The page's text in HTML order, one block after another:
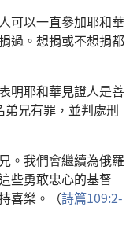
可以一直參加耶和華
過。想捐或不想捐都
明耶和華見證人是善
兄有罪，並判處刑
。我們會繼續為俄羅
些勇敢忠心的基督
喜樂。（詩篇109:2-